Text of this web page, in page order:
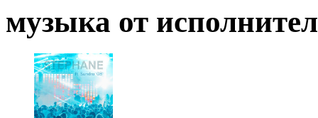
музыка от